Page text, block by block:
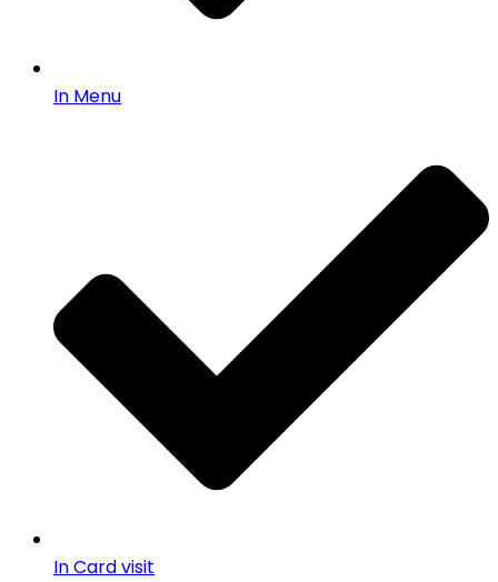
In Menu
In Card visit